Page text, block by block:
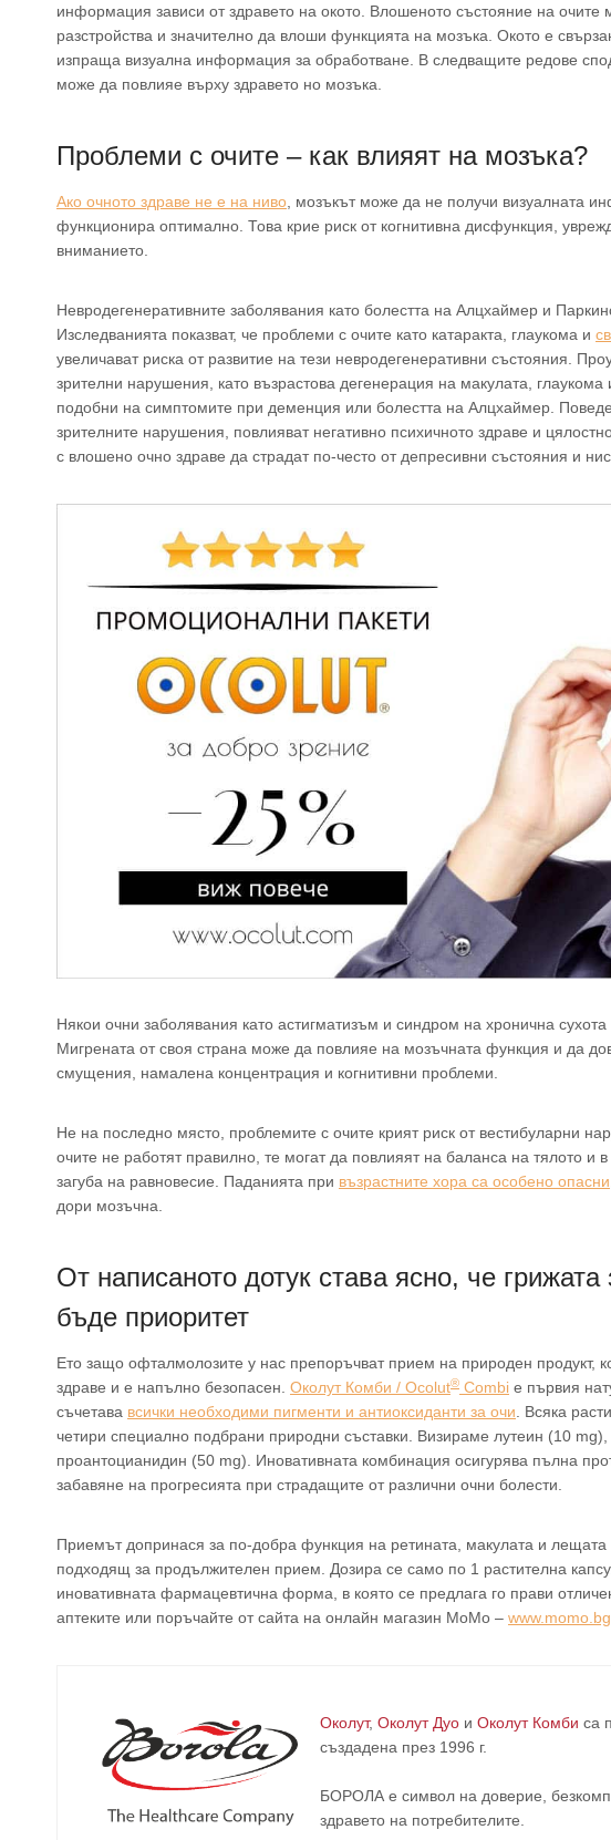
информация зависи от здравето на окото. Влошеното състояние на очите
разстройства и значително да влоши функцията на мозъка. Окото е
изпраща визуална информация за обработване. В следващите редове
може да повлияе върху здравето но мозъка.
Проблеми с очите – как влияят на мозъка?
Ако очното здраве не е на ниво , мозъкът може да не получи визуалната
функционира оптимално. Това крие риск от когнитивна дисфункция,
вниманието.
Невродегенеративните заболявания като болестта на Алцхаймер и
Изследванията показват, че проблеми с очите като катаракта, глаукома и
увеличават риска от развитие на тези невродегенеративни състояния.
зрителни нарушения, като възрастова дегенерация на макулата,
подобни на симптомите при деменция или болестта на Алцхаймер.
зрителните нарушения, повлияват негативно психичното здраве и
с влошено очно здраве да страдат по-често от депресивни състояния и
Някои очни заболявания като астигматизъм и синдром на хронична
Мигрената от своя страна може да повлияе на мозъчната функция и да
смущения, намалена концентрация и когнитивни проблеми.
Не на последно място, проблемите с очите крият риск от вестибуларни
очите не работят правилно, те могат да повлияят на баланса на тялото и
загуба на равновесие. Паданията при възрастните хора са особено опасни
дори мозъчна.
От написаното дотук става ясно, че
бъде приоритет
Ето защо офталмолозите у нас препоръчват прием на природен продукт,
здраве и е напълно безопасен. Околут Комби / Ocolut® Combi е първия
съчетава всички необходими пигменти и антиоксиданти за очи. Всяка
четири специално подбрани природни съставки. Визираме лутеин (10
проантоцианидин (50 mg). Иновативната комбинация осигурява пълна
забавяне на прогресията при страдащите от различни очни болести.
Приемът допринася за по-добра функция на ретината, макулата и
подходящ за продължителен прием. Дозира се само по 1 растителна
иновативната фармацевтична форма, в която се предлага го прави
аптеките или поръчайте от сайта на онлайн магазин МоМо – www.momo.bg
Околут, Околут Дуои Околут Комби са
създадена през 1996 г.
БОРОЛА е символ на доверие,
здравето на потребителите.